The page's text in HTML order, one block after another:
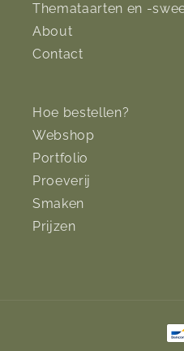
Themataarten en -
About
Contact
Hoe bestellen?
Webshop
Portfolio
Proeverij
Smaken
Prijzen